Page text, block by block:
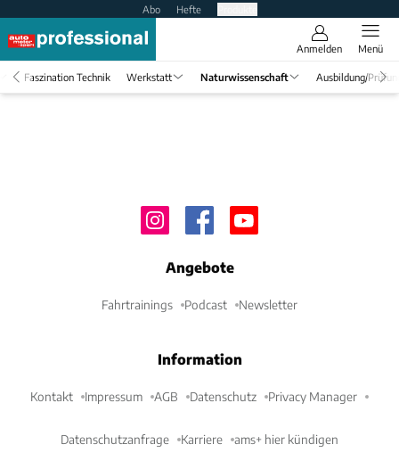
Abo Hefte
Anmelden Menü
Faszination Technik Werkstatt Naturwissenschaft Ausbildung/
Angebote
Fahrtrainings Podcast Newsletter
Information
Kontakt Impressum AGB Datenschutz Privacy Manager
Datenschutzanfrage Karriere ams+ hier kündigen